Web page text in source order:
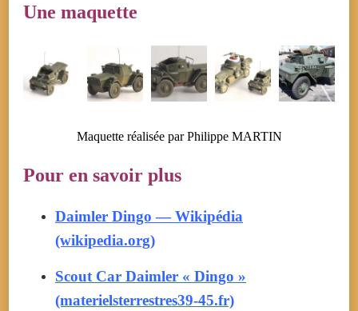
Une maquette
Maquette réalisée par Philippe MARTIN
Pour en savoir plus
Daimler Dingo — Wikipédia
(wikipedia.org)
Scout Car Daimler « Dingo »
(materielsterrestres39-45.fr)